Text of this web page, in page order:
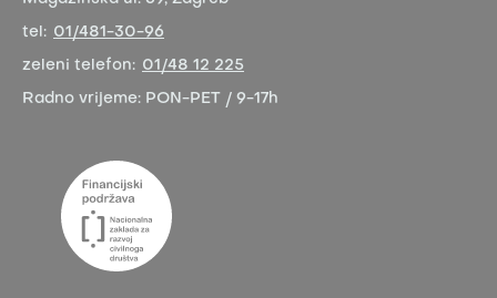
tel: 01/481-30-96
zeleni telefon: 01/48 12 225
Radno vrijeme: PON-PET / 9-17h